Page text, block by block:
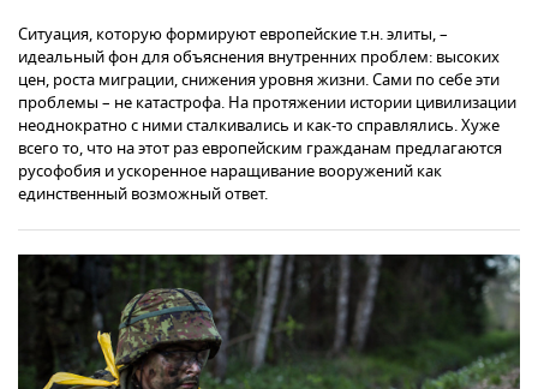
Ситуация, которую формируют европейские т.н. элиты, –
идеальный фон для объяснения внутренних проблем: высоких
цен, роста миграции, снижения уровня жизни. Сами по себе эти
проблемы – не катастрофа. На протяжении истории цивилизации
неоднократно с ними сталкивались и как-то справлялись. Хуже
всего то, что на этот раз европейским гражданам предлагаются
русофобия и ускоренное наращивание вооружений как
единственный возможный ответ.